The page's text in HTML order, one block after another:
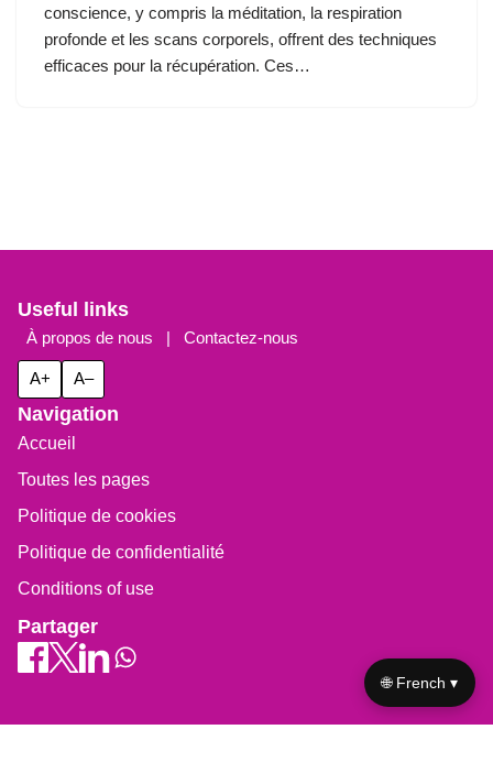
conscience, y compris la méditation, la respiration
profonde et les scans corporels, offrent des techniques
efficaces pour la récupération. Ces…
Useful links
À propos de nous | Contactez-nous
A+ A–
Navigation
Accueil
Toutes les pages
Politique de cookies
Politique de confidentialité
Conditions of use
Partager
🌐 French ▾